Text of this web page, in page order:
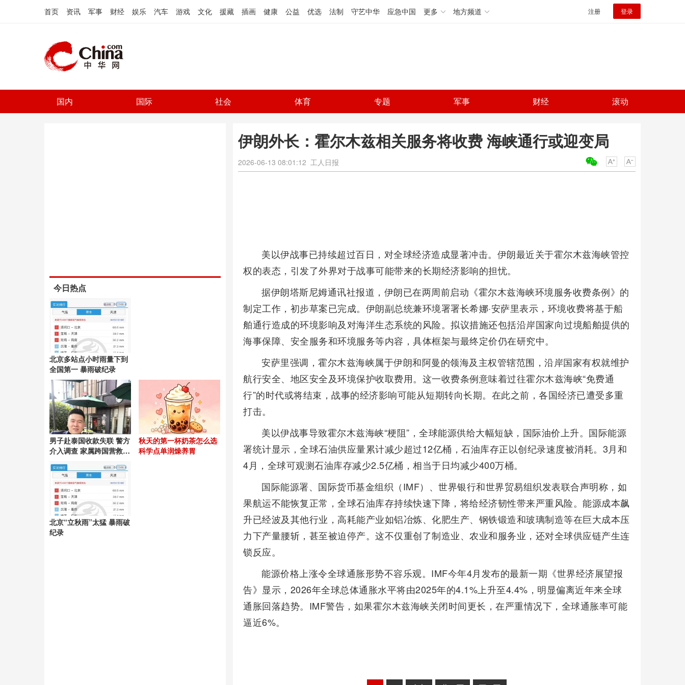
首页 资讯 军事 财经 娱乐 汽车 游戏 文化 援藏 插画 健康 公益 优选 法制 守艺中华 应急中国 更多 地方频道 注册 登录
国内 国际 社会 体育 专题 军事 财经 滚动
伊朗外长：霍尔木兹相关服务将收费 海峡通行或迎变局
2026-06-13 08:01:12 工人日报
美以伊战事已持续超过百日，对全球经济造成显著冲击。伊朗最近关于霍尔木兹海峡管控
权的表态，引发了外界对于战事可能带来的长期经济影响的担忧。
据伊朗塔斯尼姆通讯社报道，伊朗已在两周前启动《霍尔木兹海峡环境服务收费条例》的
制定工作，初步草案已完成。伊朗副总统兼环境署署长希娜·安萨里表示，环境收费将基于船
舶通行造成的环境影响及对海洋生态系统的风险。拟议措施还包括沿岸国家向过境船舶提供的
海事保障、安全服务和环境服务等内容，具体框架与最终定价仍在研究中。
安萨里强调，霍尔木兹海峡属于伊朗和阿曼的领海及主权管辖范围，沿岸国家有权就维护
航行安全、地区安全及环境保护收取费用。这一收费条例意味着过往霍尔木兹海峡“免费通
行”的时代或将结束，战事的经济影响可能从短期转向长期。在此之前，各国经济已遭受多重
打击。
美以伊战事导致霍尔木兹海峡“梗阻”，全球能源供给大幅短缺，国际油价上升。国际能源
署统计显示，全球石油供应量累计减少超过12亿桶，石油库存正以创纪录速度被消耗。3月和
4月，全球可观测石油库存减少2.5亿桶，相当于日均减少400万桶。
国际能源署、国际货币基金组织（IMF）、世界银行和世界贸易组织发表联合声明称，如
果航运不能恢复正常，全球石油库存持续快速下降，将给经济韧性带来严重风险。能源成本飙
升已经波及其他行业，高耗能产业如铝冶炼、化肥生产、钢铁锻造和玻璃制造等在巨大成本压
力下产量腰斩，甚至被迫停产。这不仅重创了制造业、农业和服务业，还对全球供应链产生连
锁反应。
能源价格上涨令全球通胀形势不容乐观。IMF今年4月发布的最新一期《世界经济展望报
告》显示，2026年全球总体通胀水平将由2025年的4.1%上升至4.4%，明显偏离近年来全球
通胀回落趋势。IMF警告，如果霍尔木兹海峡关闭时间更长，在严重情况下，全球通胀率可能
逼近6%。
今日热点
北京多站点小时雨量下到
全国第一 暴雨破纪录
男子赴泰国收款失联 警方
介入调查 家属跨国营救54
秋天的第一杯奶茶怎么选
科学点单润燥养胃
北京“立秋雨”太猛 暴雨破
纪录